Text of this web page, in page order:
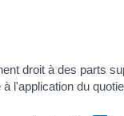
droit à des parts
l'application du